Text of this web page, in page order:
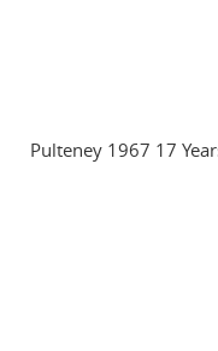
Pulteney 1967 17